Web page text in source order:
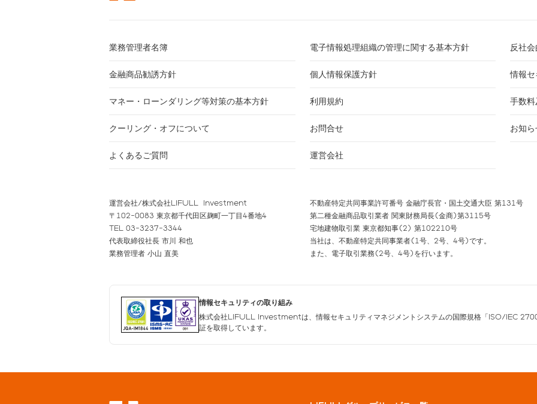
業務管理者名簿 電子情報処理組織の管理に関する基本方針 反社
金融商品勧誘方針 個人情報保護方針 情報
マネー・ローンダリング等対策の基本方針 利用規約 手数
クーリング・オフについて お問合せ お知
よくあるご質問 運営会社
運営会社/株式会社LIFULL Investment
〒102-0083 東京都千代田区麹町一丁目4番地4
TEL 03-3237-3344
代表取締役社長 市川 和也
業務管理者 小山 直美
不動産特定共同事業許可番号 金融庁長官・国土交通大臣 第131号
第二種金融商品取引業者 関東財務局長(金商)第3115号
宅地建物取引業 東京都知事(2) 第102210号
当社は、不動産特定共同事業者(1号、2号、4号)です。
また、電子取引業務(2号、4号)を行います。
情報セキュリティの取り組み
株式会社LIFULL Investmentは、情報セキュリティマネジメントシステムの国際規格「ISO/IEC
証を取得しています。